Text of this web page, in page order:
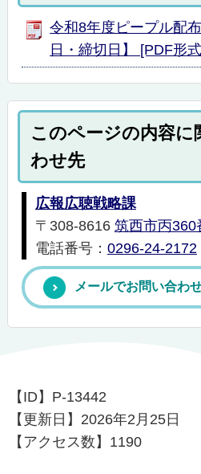
令和8年度ピープル配
日・締切日】 [PDF形
このページの内容に
わせ先
広報広聴戦略課
〒308-8616 筑西市丙360
電話番号： 0296-24-2172
メールでお問い合わ
【ID】 P-13442
【更新日】 2026年2月25日
【アクセス数】 1190